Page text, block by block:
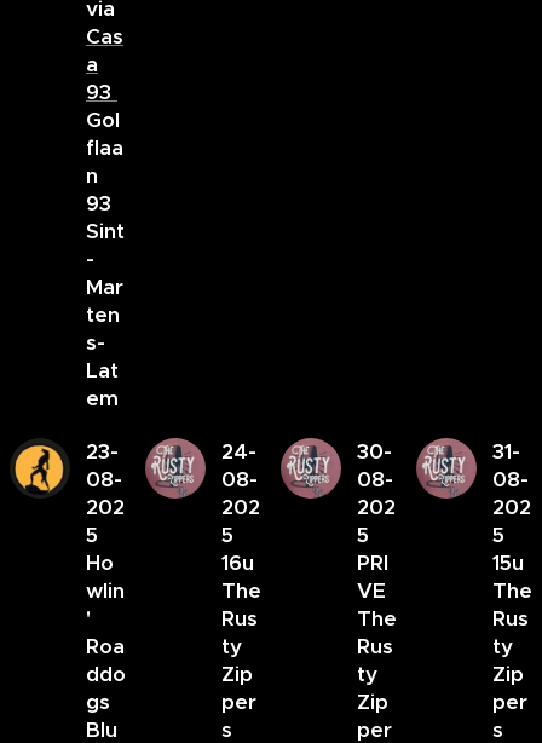
via
Cas
a
93
Gol
flaa
n
93
Sint
-
Mar
ten
s-
Lat
em
23-
08-
202
5
Ho
wlin
'
Roa
ddo
gs
Blu
24-
08-
202
5
16u
The
Rus
ty
Zip
per
s
30-
08-
202
5
PRI
VE
The
Rus
ty
Zip
per
31-
08-
202
5
15u
The
Rus
ty
Zip
per
s